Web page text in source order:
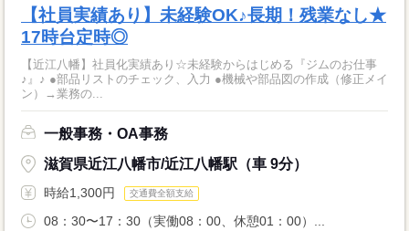
【社員実績あり】未経験OK♪長期！残業なし★
17時台定時◎
【近江八幡】社員化実績あり☆未経験からはじめる『ジムのお仕事
♪』♪ ●部品リストのチェック、入力 ●機械や部品図の作成（修正メイ
ン）→業務の...
一般事務・OA事務
滋賀県近江八幡市/近江八幡駅（車 9分）
時給1,300円 交通費全額支給
08：30〜17：30（実働08：00、休憩01：00）...